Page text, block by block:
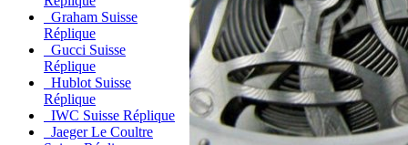
Graham Suisse
Réplique
Gucci Suisse
Réplique
Hublot Suisse
Réplique
IWC Suisse Réplique
Jaeger Le Coultre